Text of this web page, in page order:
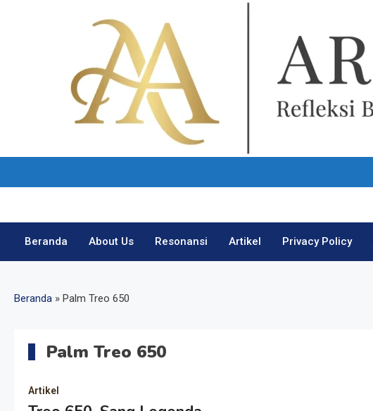
Beranda About Us Resonansi Artikel Privacy Policy
Beranda » Palm Treo 650
Palm Treo 650
Artikel